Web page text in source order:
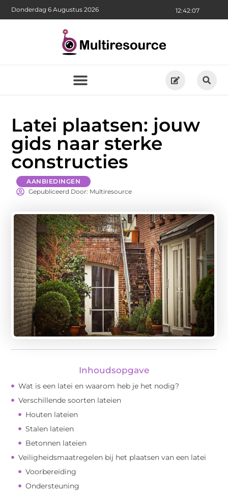
12:42:08
Donderdag 6 Augustus 2026
Latei plaatsen: jouw
gids naar sterke
constructies
AANBIEDINGEN
Gepubliceerd Door: Multiresource
Inhoudsopgave
Wat is een latei en waarom heb je het nodig?
Verschillende soorten lateien
Houten lateien
Stalen lateien
Betonnen lateien
Veiligheidsmaatregelen bij het plaatsen van een latei
Voorbereiding
Ondersteuning